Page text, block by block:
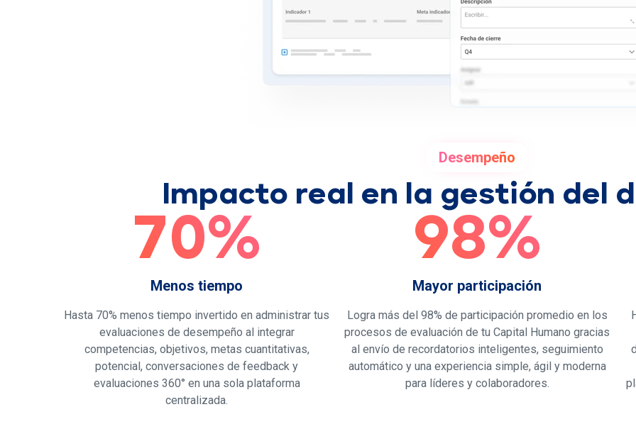
Desempeño
Impacto real en la gestión del
70%
Menos tiempo
Hasta 70% menos tiempo invertido en administrar tus
evaluaciones de desempeño al integrar
competencias, objetivos, metas cuantitativas,
potencial, conversaciones de feedback y
evaluaciones 360° en una sola plataforma
centralizada.
98%
Mayor participación
Logra más del 98% de participación promedio en los
procesos de evaluación de tu Capital Humano gracias
al envío de recordatorios inteligentes, seguimiento
automático y una experiencia simple, ágil y moderna
para líderes y colaboradores.